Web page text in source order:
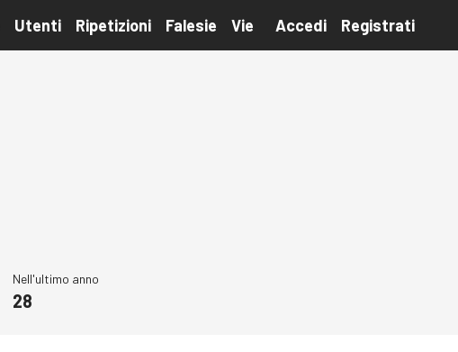
Utenti Ripetizioni Falesie Vie Accedi Registrati
Nell'ultimo anno
28